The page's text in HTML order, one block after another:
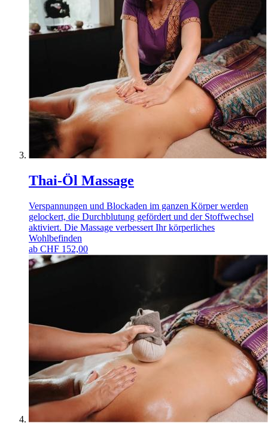
Thai-Öl Massage
Verspannungen und Blockaden im ganzen Körper werden
gelockert, die Durchblutung gefördert und der Stoffwechsel
aktiviert. Die Massage verbessert Ihr körperliches
Wohlbefinden
ab CHF 152,00